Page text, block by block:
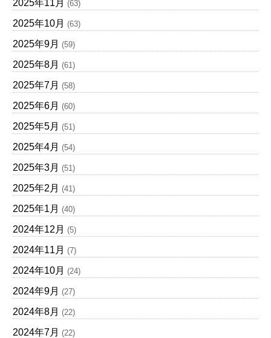
2025年11月 (63)
2025年10月 (63)
2025年9月 (59)
2025年8月 (61)
2025年7月 (58)
2025年6月 (60)
2025年5月 (51)
2025年4月 (54)
2025年3月 (51)
2025年2月 (41)
2025年1月 (40)
2024年12月 (5)
2024年11月 (7)
2024年10月 (24)
2024年9月 (27)
2024年8月 (22)
2024年7月 (22)